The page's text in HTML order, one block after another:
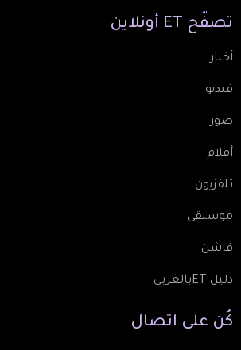
تصفّح ET أونلاين
أخبار
فيديو
صور
أفلام
تلفزيون
موسيقى
فاشن
دليل ETبالعربي
كُن على اتصال